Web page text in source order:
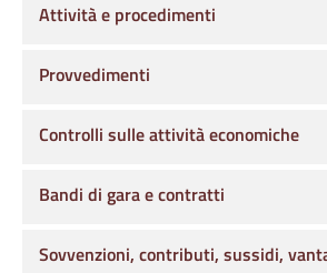
Attività e procedimenti
Provvedimenti
Controlli sulle attività economiche
Bandi di gara e contratti
Sovvenzioni, contributi, sussidi,